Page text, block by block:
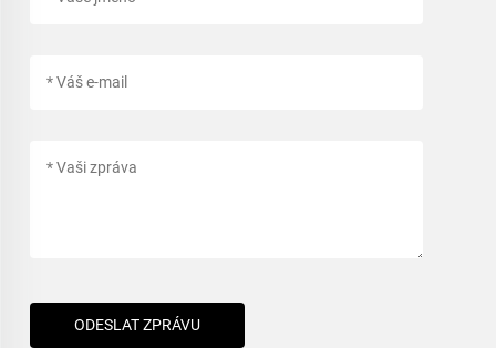
ODESLAT ZPRÁVU